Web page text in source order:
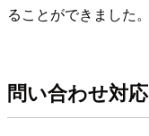
ることができました。
問い合わせ対応